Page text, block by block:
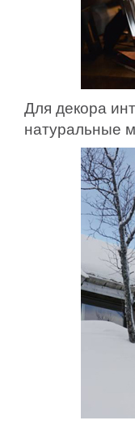
Для декора
натуральные